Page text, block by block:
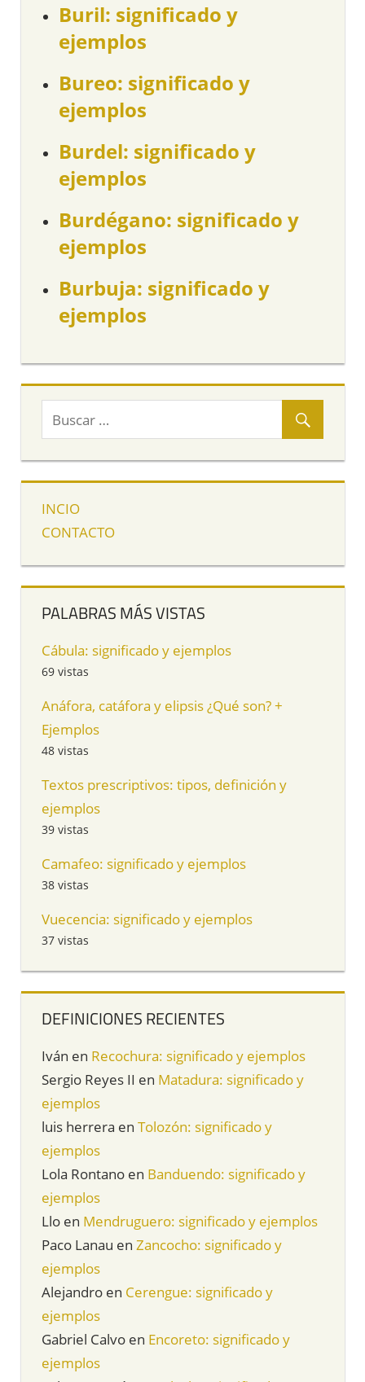
Buril: significado y
ejemplos
Bureo: significado y
ejemplos
Burdel: significado y
ejemplos
Burdégano: significado y
ejemplos
Burbuja: significado y
ejemplos
INCIO
CONTACTO
PALABRAS MÁS VISTAS
Cábula: significado y ejemplos
69 vistas
Anáfora, catáfora y elipsis ¿Qué son? +
Ejemplos
48 vistas
Textos prescriptivos: tipos, definición y
ejemplos
39 vistas
Camafeo: significado y ejemplos
38 vistas
Vuecencia: significado y ejemplos
37 vistas
DEFINICIONES RECIENTES
Iván en Recochura: significado y ejemplos
Sergio Reyes II en Matadura: significado y
ejemplos
luis herrera en Tolozón: significado y
ejemplos
Lola Rontano en Banduendo: significado y
ejemplos
Llo en Mendruguero: significado y ejemplos
Paco Lanau en Zancocho: significado y
ejemplos
Alejandro en Cerengue: significado y
ejemplos
Gabriel Calvo en Encoreto: significado y
ejemplos